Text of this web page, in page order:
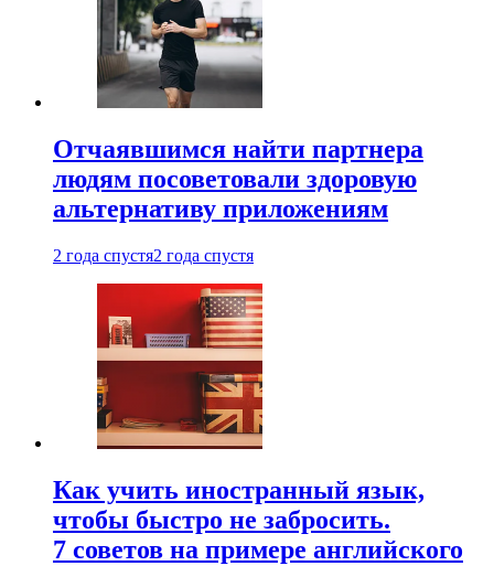
Отчаявшимся найти партнера
людям посоветовали здоровую
альтернативу приложениям
2 года спустя2 года спустя
Как учить иностранный язык,
чтобы быстро не забросить.
7 советов на примере английского